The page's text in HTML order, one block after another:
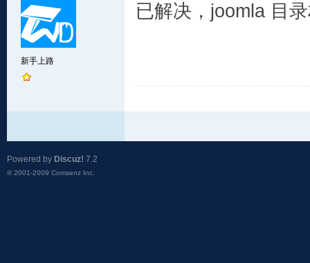
新手上路
已解决，joomla 目
Powered by Discuz! 7.2
© 2001-2009 Comsenz Inc.